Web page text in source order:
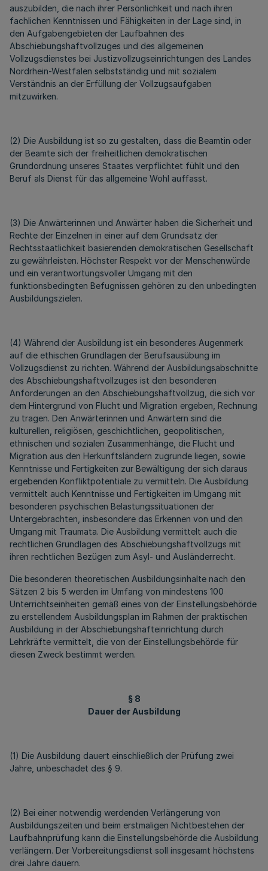
auszubilden, die nach ihrer Persönlichkeit und nach ihren
fachlichen Kenntnissen und Fähigkeiten in der Lage sind, in
den Aufgabengebieten der Laufbahnen des
Abschiebungshaftvollzuges und des allgemeinen
Vollzugsdienstes bei Justizvollzugseinrichtungen des Landes
Nordrhein-Westfalen selbstständig und mit sozialem
Verständnis an der Erfüllung der Vollzugsaufgaben
mitzuwirken.
(2) Die Ausbildung ist so zu gestalten, dass die Beamtin oder
der Beamte sich der freiheitlichen demokratischen
Grundordnung unseres Staates verpflichtet fühlt und den
Beruf als Dienst für das allgemeine Wohl auffasst.
(3) Die Anwärterinnen und Anwärter haben die Sicherheit und
Rechte der Einzelnen in einer auf dem Grundsatz der
Rechtsstaatlichkeit basierenden demokratischen Gesellschaft
zu gewährleisten. Höchster Respekt vor der Menschenwürde
und ein verantwortungsvoller Umgang mit den
funktionsbedingten Befugnissen gehören zu den unbedingten
Ausbildungszielen.
(4) Während der Ausbildung ist ein besonderes Augenmerk
auf die ethischen Grundlagen der Berufsausübung im
Vollzugsdienst zu richten. Während der Ausbildungsabschnitte
des Abschiebungshaftvollzuges ist den besonderen
Anforderungen an den Abschiebungshaftvollzug, die sich vor
dem Hintergrund von Flucht und Migration ergeben, Rechnung
zu tragen. Den Anwärterinnen und Anwärtern sind die
kulturellen, religiösen, geschichtlichen, geopolitischen,
ethnischen und sozialen Zusammenhänge, die Flucht und
Migration aus den Herkunftsländern zugrunde liegen, sowie
Kenntnisse und Fertigkeiten zur Bewältigung der sich daraus
ergebenden Konfliktpotentiale zu vermitteln. Die Ausbildung
vermittelt auch Kenntnisse und Fertigkeiten im Umgang mit
besonderen psychischen Belastungssituationen der
Untergebrachten, insbesondere das Erkennen von und den
Umgang mit Traumata. Die Ausbildung vermittelt auch die
rechtlichen Grundlagen des Abschiebungshaftvollzugs mit
ihren rechtlichen Bezügen zum Asyl- und Ausländerrecht.
Die besonderen theoretischen Ausbildungsinhalte nach den
Sätzen 2 bis 5 werden im Umfang von mindestens 100
Unterrichtseinheiten gemäß eines von der Einstellungsbehörde
zu erstellendem Ausbildungsplan im Rahmen der praktischen
Ausbildung in der Abschiebungshafteinrichtung durch
Lehrkräfte vermittelt, die von der Einstellungsbehörde für
diesen Zweck bestimmt werden.
§ 8
Dauer der Ausbildung
(1) Die Ausbildung dauert einschließlich der Prüfung zwei
Jahre, unbeschadet des § 9.
(2) Bei einer notwendig werdenden Verlängerung von
Ausbildungszeiten und beim erstmaligen Nichtbestehen der
Laufbahnprüfung kann die Einstellungsbehörde die Ausbildung
verlängern. Der Vorbereitungsdienst soll insgesamt höchstens
drei Jahre dauern.